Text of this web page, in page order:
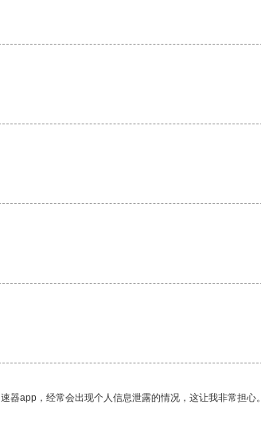
app，经常会出现个人信息泄露的情况，这让我非常担心。